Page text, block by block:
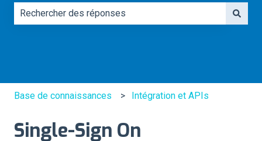
Base de connaissances Intégration et APIs
Single-Sign On